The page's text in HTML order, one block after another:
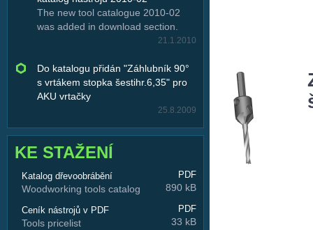
The new tool catalogue 2010-02
was added in download section.
21.1.2010
Do katalogu přidán "Záhlubník 90°
s vrtákem stopka šestihr.6,35" pro
AKU vrtačky
25.8.2009
KE STAŽENÍ
Katalog dřevoobrábění
Woodworking tools catalog
PDF
890 kB
Ceník nástrojů v PDF
Tools pricelist
PDF
33 kB